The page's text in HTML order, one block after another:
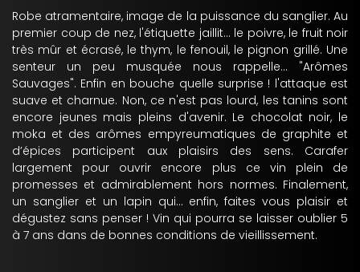
Robe atramentaire, image de la puissance du sanglier. Au
premier coup de nez, l'étiquette jaillit... le poivre, le fruit noir
très mûr et écrasé, le thym, le fenouil, le pignon grillé. Une
senteur un peu musquée nous rappelle… "Arômes
Sauvages". Enfin en bouche quelle surprise ! l'attaque est
suave et charnue. Non, ce n'est pas lourd, les tanins sont
encore jeunes mais pleins d'avenir. Le chocolat noir, le
moka et des arômes empyreumatiques de graphite et
d’épices participent aux plaisirs des sens. Carafer
largement pour ouvrir encore plus ce vin plein de
promesses et admirablement hors normes. Finalement,
un sanglier et un lapin qui... enfin, faites vous plaisir et
dégustez sans penser ! Vin qui pourra se laisser oublier 5
à 7 ans dans de bonnes conditions de vieillissement.